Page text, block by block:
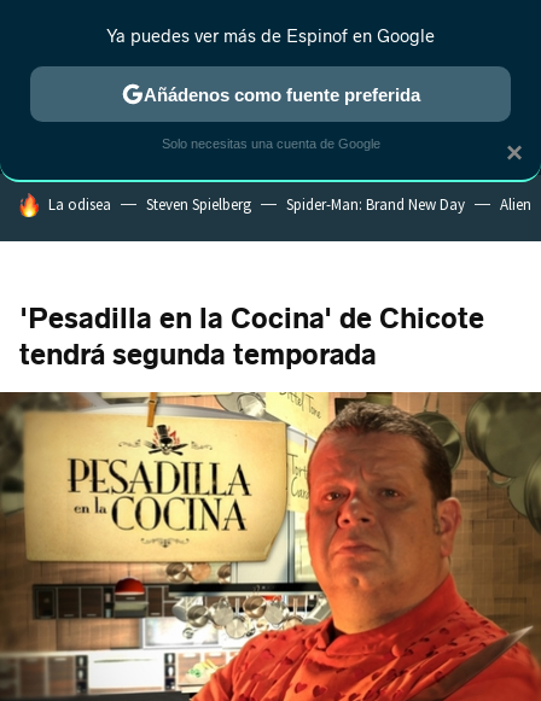
MENÚ NUEVO
ESTRENOS REALITY ANIME RANKINGS CINE
HOY SE HABLA DE
La odisea Steven Spielberg Spider-Man: Brand New Day Alien
'Pesadilla en la Cocina' de Chicote
tendrá segunda temporada
×
Ya puedes ver más de Espinof en Google
Añádenos como fuente preferida
Solo necesitas una cuenta de Google